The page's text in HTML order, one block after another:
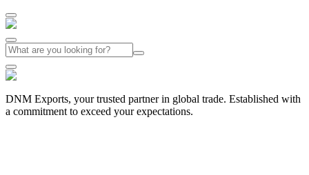
DNM Exports, your trusted partner in global trade. Established with
a commitment to exceed your expectations.